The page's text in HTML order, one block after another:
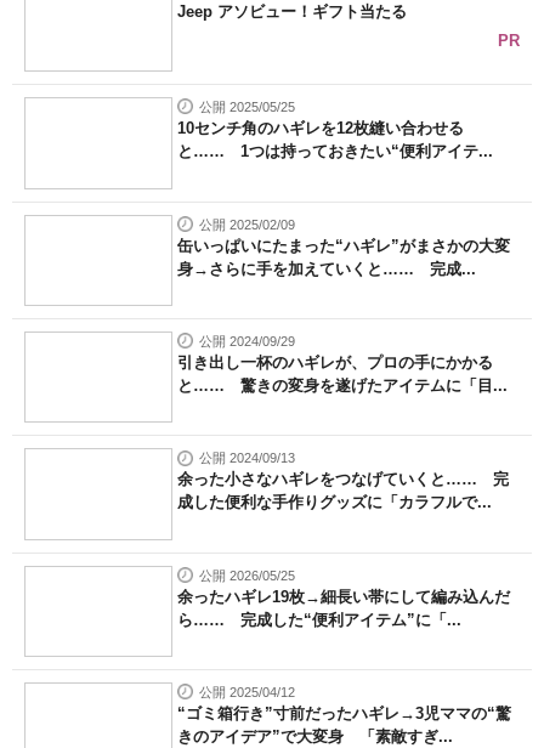
Jeep アソビュー！ギフト当たる
PR
公開 2025/05/25
10センチ角のハギレを12枚縫い合わせる
と…… 1つは持っておきたい“便利アイテ...
公開 2025/02/09
缶いっぱいにたまった“ハギレ”がまさかの大変
身→さらに手を加えていくと…… 完成...
公開 2024/09/29
引き出し一杯のハギレが、プロの手にかかる
と…… 驚きの変身を遂げたアイテムに「目...
公開 2024/09/13
余った小さなハギレをつなげていくと…… 完
成した便利な手作りグッズに「カラフルで...
公開 2026/05/25
余ったハギレ19枚→細長い帯にして編み込んだ
ら…… 完成した“便利アイテム”に「...
公開 2025/04/12
“ゴミ箱行き”寸前だったハギレ→3児ママの“驚
きのアイデア”で大変身 「素敵すぎ...